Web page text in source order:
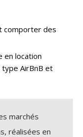
comporter des
en location
AirBnB et
marchés
réalisées en